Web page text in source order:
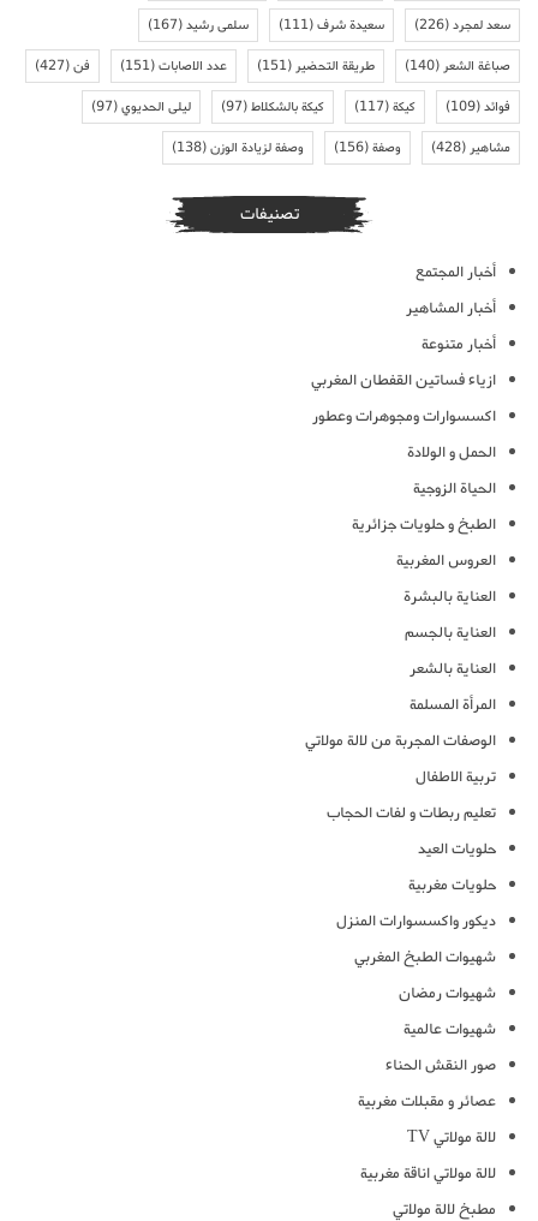
سعد لمجرد(226) سعيدة شرف(111) سلمى رشيد(167)
صباغة الشعر(140) طريقة التحضير(151) عدد الاصابات(151) فن(427)
فوائد(109) كيكة(117) كيكة بالشكلاط(97) ليلى الحديوي(97)
مشاهير(428) وصفة(156) وصفة لزيادة الوزن(138)
تصنيفات
أخبار المجتمع
أخبار المشاهير
أخبار متنوعة
ازياء فساتين القفطان المغربي
اكسسوارات ومجوهرات وعطور
الحمل و الولادة
الحياة الزوجية
الطبخ و حلويات جزائرية
العروس المغربية
العناية بالبشرة
العناية بالجسم
العناية بالشعر
المرأة المسلمة
الوصفات المجربة من لالة مولاتي
تربية الاطفال
تعليم ربطات و لفات الحجاب
حلويات العيد
حلويات مغربية
ديكور واكسسوارات المنزل
شهيوات الطبخ المغربي
شهيوات رمضان
شهيوات عالمية
صور النقش الحناء
عصائر و مقبلات مغربية
لالة مولاتي TV
لالة مولاتي اناقة مغربية
مطبخ لالة مولاتي